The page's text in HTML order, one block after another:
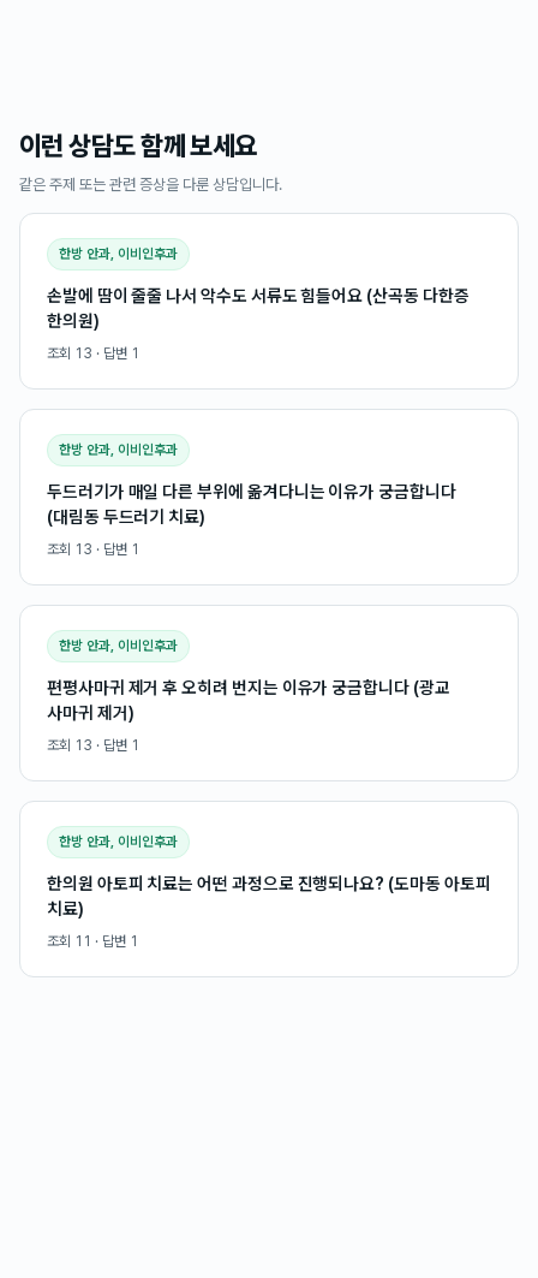
이런 상담도 함께 보세요
같은 주제 또는 관련 증상을 다룬 상담입니다.
한방 안과, 이비인후과
손발에 땀이 줄줄 나서 악수도 서류도 힘들어요 (산곡동 다한증
한의원)
조회 13 · 답변 1
한방 안과, 이비인후과
두드러기가 매일 다른 부위에 옮겨다니는 이유가 궁금합니다
(대림동 두드러기 치료)
조회 13 · 답변 1
한방 안과, 이비인후과
편평사마귀 제거 후 오히려 번지는 이유가 궁금합니다 (광교
사마귀 제거)
조회 13 · 답변 1
한방 안과, 이비인후과
한의원 아토피 치료는 어떤 과정으로 진행되나요? (도마동 아토피
치료)
조회 11 · 답변 1